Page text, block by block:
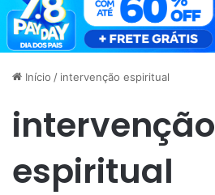
Início / intervenção espiritual
intervenção
espiritual